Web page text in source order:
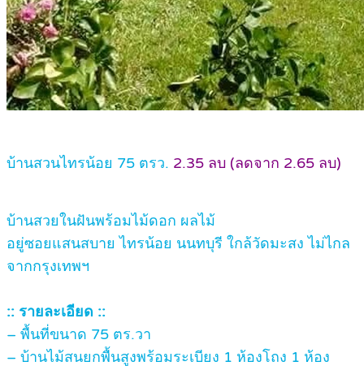
บ้านสวนไทรน้อย 75 ตรว. 2.35 ลบ (ลดจาก 2.65 ลบ)
บ้านสวยในฝันพร้อมไม้ดอก ผลไม้
อยู่ซอยแสนสบาย ไทรน้อย นนทบุรี ใกล้วัดมะสง ไม่ไกล
จากกรุงเทพฯ
:: รายละเอียด ::
– พื้นที่ขนาด 75 ตร.วา
– บ้านไม้สนยกพื้นสูงพร้อมระเบียง 1 ห้องโถง 1 ห้อง